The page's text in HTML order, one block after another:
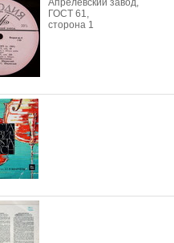
Апрелевский завод,
ГОСТ 61,
сторона 1